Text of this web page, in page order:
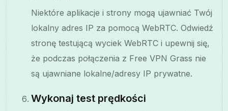
Niektóre aplikacje i strony mogą ujawniać Twój
lokalny adres IP za pomocą WebRTC. Odwiedź
stronę testującą wyciek WebRTC i upewnij się,
że podczas połączenia z Free VPN Grass nie
są ujawniane lokalne/adresy IP prywatne.
Wykonaj test prędkości